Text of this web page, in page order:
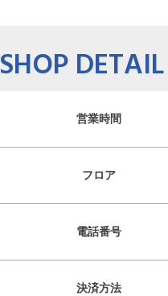
SHOP DETAIL
営業時間
フロア
電話番号
決済方法